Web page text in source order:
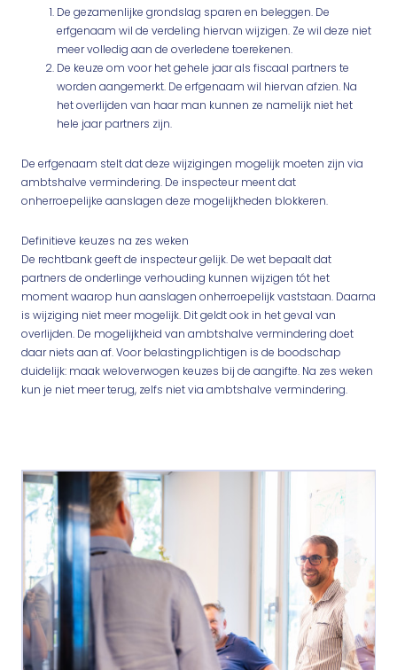
De gezamenlijke grondslag sparen en beleggen. De
erfgenaam wil de verdeling hiervan wijzigen. Ze wil deze niet
meer volledig aan de overledene toerekenen.
De keuze om voor het gehele jaar als fiscaal partners te
worden aangemerkt. De erfgenaam wil hiervan afzien. Na
het overlijden van haar man kunnen ze namelijk niet het
hele jaar partners zijn.
De erfgenaam stelt dat deze wijzigingen mogelijk moeten zijn via
ambtshalve vermindering. De inspecteur meent dat
onherroepelijke aanslagen deze mogelijkheden blokkeren.
Definitieve keuzes na zes weken
De rechtbank geeft de inspecteur gelijk. De wet bepaalt dat
partners de onderlinge verhouding kunnen wijzigen tót het
moment waarop hun aanslagen onherroepelijk vaststaan. Daarna
is wijziging niet meer mogelijk. Dit geldt ook in het geval van
overlijden. De mogelijkheid van ambtshalve vermindering doet
daar niets aan af. Voor belastingplichtigen is de boodschap
duidelijk: maak weloverwogen keuzes bij de aangifte. Na zes weken
kun je niet meer terug, zelfs niet via ambtshalve vermindering.